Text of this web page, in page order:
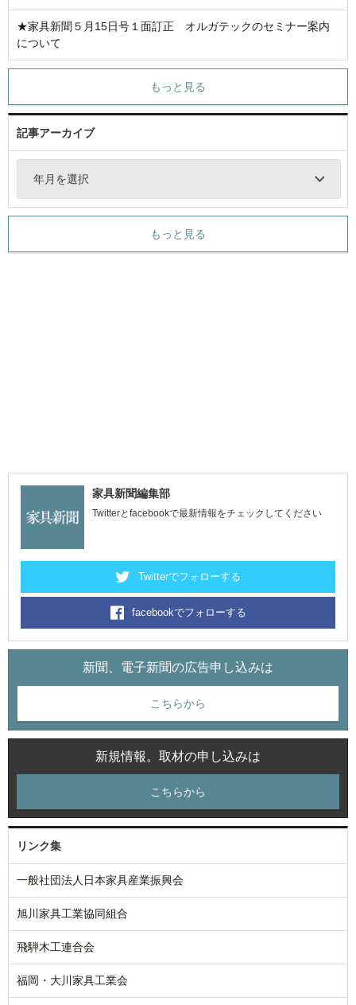
★家具新聞５月15日号１面訂正 オルガテックのセミナー案内
について
もっと見る
記事アーカイブ
年月を選択
もっと見る
家具新聞編集部
Twitterとfacebookで最新情報をチェックしてください
Twitterでフォローする
facebookでフォローする
新聞、電子新聞の広告申し込みは
こちらから
新規情報。取材の申し込みは
こちらから
リンク集
一般社団法人日本家具産業振興会
旭川家具工業協同組合
飛騨木工連合会
福岡・大川家具工業会